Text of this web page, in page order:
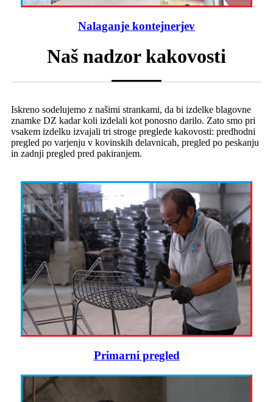
Nalaganje kontejnerjev
Naš nadzor kakovosti
Iskreno sodelujemo z našimi strankami, da bi izdelke blagovne
znamke DZ kadar koli izdelali kot ponosno darilo. Zato smo pri
vsakem izdelku izvajali tri stroge preglede kakovosti: predhodni
pregled po varjenju v kovinskih delavnicah, pregled po peskanju
in zadnji pregled pred pakiranjem.
Primarni pregled